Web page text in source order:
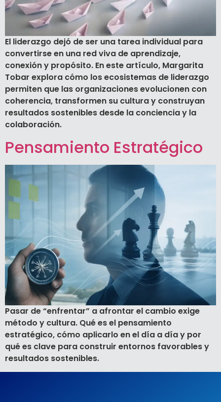
El liderazgo dejó de ser una tarea individual para
convertirse en una red viva de aprendizaje,
conexión y propósito. En este artículo, Margarita
Tobar explora cómo los ecosistemas de liderazgo
permiten que las organizaciones evolucionen con
coherencia, transformen su cultura y construyan
resultados sostenibles desde la conciencia y la
colaboración.
Pensamiento Estratégico
Pasar de “enfrentar” a afrontar el cambio exige
método y cultura. Qué es el pensamiento
estratégico, cómo aplicarlo en el día a día y por
qué es clave para construir entornos favorables y
resultados sostenibles.